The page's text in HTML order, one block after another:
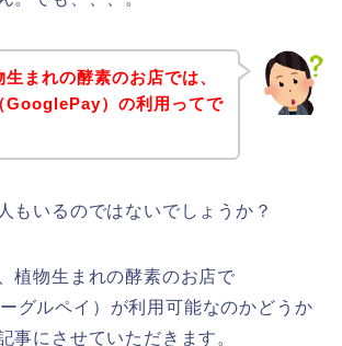
まれの酵素のお店では、
GooglePay）の利用ってで
もいるのではないでしょうか？
植物生まれの酵素のお店で
グルペイ）が利用可能なのかどうか
事にさせていただきます。